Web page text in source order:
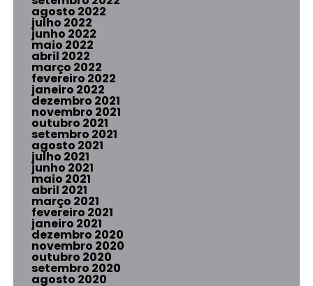
agosto 2022
julho 2022
junho 2022
maio 2022
abril 2022
março 2022
fevereiro 2022
janeiro 2022
dezembro 2021
novembro 2021
outubro 2021
setembro 2021
agosto 2021
julho 2021
junho 2021
maio 2021
abril 2021
março 2021
fevereiro 2021
janeiro 2021
dezembro 2020
novembro 2020
outubro 2020
setembro 2020
agosto 2020